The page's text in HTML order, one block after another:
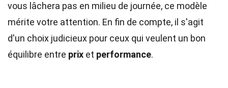
vous lâchera pas en milieu de journée, ce modèle
mérite votre attention. En fin de compte, il s'agit
d'un choix judicieux pour ceux qui veulent un bon
équilibre entre prix et performance.